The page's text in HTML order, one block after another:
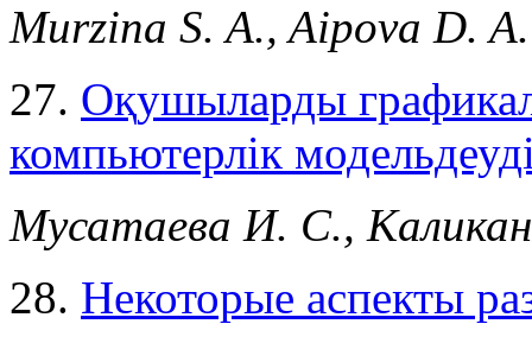
Murzina S. A., Aipova D. A.
27. Оқушыларды
компьютерлік
Мусатаева И. С.,
28. Некоторые аспекты